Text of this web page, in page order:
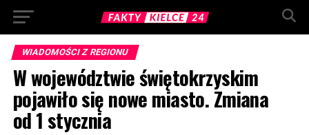
WIADOMOŚCI Z REGIONU
W województwie świętokrzyskim
pojawiło się nowe miasto. Zmiana
od 1 stycznia